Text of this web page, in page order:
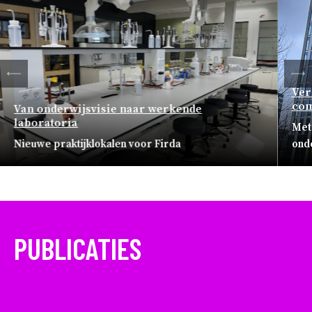
Van onderwijsvisie naar werkende
laboratoria
Nieuwe praktijklokalen voor Firda
PUBLICATIES